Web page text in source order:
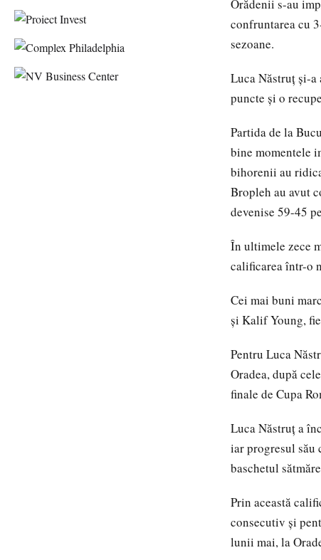
Orădenii s-au
confruntarea cu
sezoane.
Luca Năstruț și-
puncte și o
Partida de la
bine momentele
bihorenii au
Bropleh au avut
devenise 59-45
În ultimele zece
calificarea într-o
Cei mai buni
și Kalif Young,
Pentru Luca
Oradea, după
finale de Cupa
Luca Năstruț a
iar progresul
baschetul
Prin această
consecutiv și
lunii mai, la